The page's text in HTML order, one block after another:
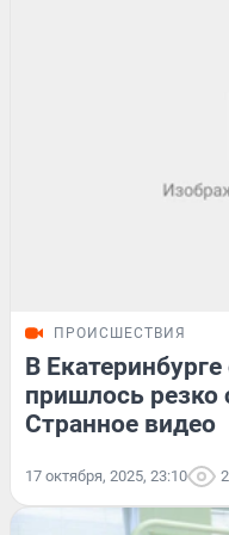
ПРОИСШЕСТВИЯ
В
пришлось резко
Странное видео
17 октября, 2025, 23:10